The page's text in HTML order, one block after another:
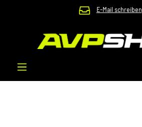
Zum Hauptinhalt springen E-Mail schreiben